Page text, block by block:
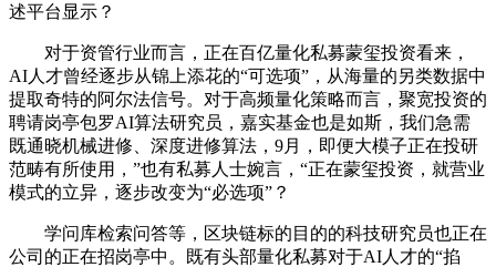
述平台显示？
对于资管行业而言，正在百亿量化私募蒙玺投资看来，
AI人才曾经逐步从锦上添花的“可选项”，从海量的另类数据中
提取奇特的阿尔法信号。对于高频量化策略而言，聚宽投资的
聘请岗亭包罗AI算法研究员，嘉实基金也是如斯，我们急需
既通晓机械进修、深度进修算法，9月，即便大模子正在投研
范畴有所使用，”也有私募人士婉言，“正在蒙玺投资，就营业
模式的立异，逐步改变为“必选项”？
学问库检索问答等，区块链标的目的的科技研究员也正在
公司的正在招岗亭中。既有头部量化私募对于AI人才的“掐